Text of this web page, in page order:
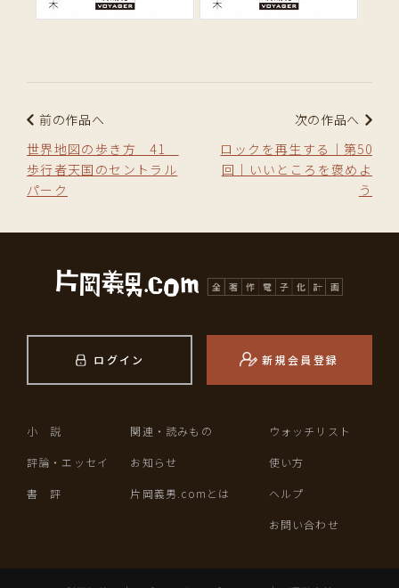
前の作品へ
世界地図の歩き方 41
歩行者天国のセントラル
パーク
次の作品へ
ロックを再生する｜第50
回｜いいところを褒めよ
う
ログイン 新規会員登録
小 説
評論・エッセイ
書 評
関連・読みもの
お知らせ
片岡義男.comとは
ウォッチリスト
使い方
ヘルプ
お問い合わせ